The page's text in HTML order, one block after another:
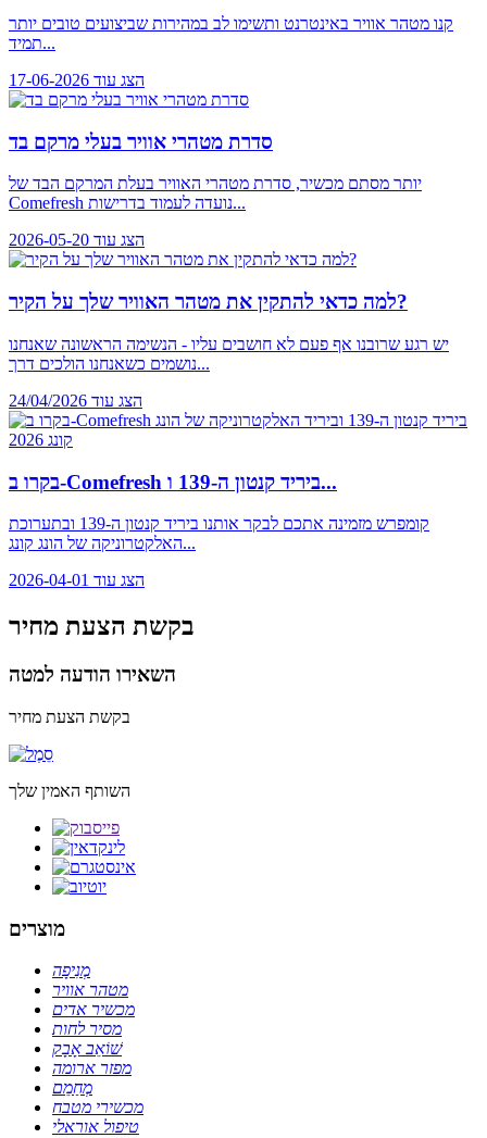
קנו מטהר אוויר באינטרנט ותשימו לב במהירות שביצועים טובים יותר
תמיד...
17-06-2026 הצג עוד
סדרת מטהרי אוויר בעלי מרקם בד
יותר מסתם מכשיר, סדרת מטהרי האוויר בעלת המרקם הבד של
Comefresh נועדה לעמוד בדרישות...
2026-05-20 הצג עוד
למה כדאי להתקין את מטהר האוויר שלך על הקיר?
יש רגע שרובנו אף פעם לא חושבים עליו - הנשימה הראשונה שאנחנו
נושמים כשאנחנו הולכים דרך...
24/04/2026 הצג עוד
בקרו ב-Comefresh ביריד קנטון ה-139 ו...
קומפרש מזמינה אתכם לבקר אותנו ביריד קנטון ה-139 ובתערוכת
האלקטרוניקה של הונג קונג...
2026-04-01 הצג עוד
בקשת הצעת מחיר
השאירו הודעה למטה
בקשת הצעת מחיר
השותף האמין שלך
מוצרים
מְנִיפָה
מטהר אוויר
מכשיר אדים
מסיר לחות
שׁוֹאֵב אָבָק
מפזר ארומה
מְחַמֵם
מכשירי מטבח
טיפול אוראלי